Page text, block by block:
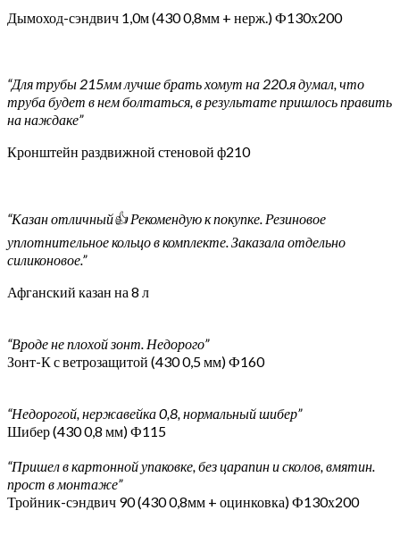
Дымоход-сэндвич 1,0м (430 0,8мм + нерж.) Ф130х200
“Для трубы 215мм лучше брать хомут на 220.я думал, что
труба будет в нем болтаться, в результате пришлось править
на наждаке”
Кронштейн раздвижной стеновой ф210
“Казан отличный👍 Рекомендую к покупке. Резиновое
уплотнительное кольцо в комплекте. Заказала отдельно
силиконовое.”
Афганский казан на 8 л
“Вроде не плохой зонт. Недорого”
Зонт-К с ветрозащитой (430 0,5 мм) Ф160
“Недорогой, нержавейка 0,8, нормальный шибер”
Шибер (430 0,8 мм) Ф115
“Пришел в картонной упаковке, без царапин и сколов, вмятин.
прост в монтаже”
Тройник-сэндвич 90 (430 0,8мм + оцинковка) Ф130х200